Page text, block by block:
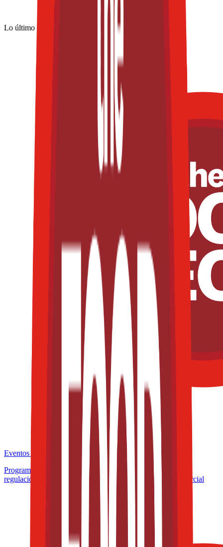
Lo último
Eventos de la industria pasados
Programa de Microcertificación: Formulación inteligente y
regulación aplicada a productos con valor funcional y comercial